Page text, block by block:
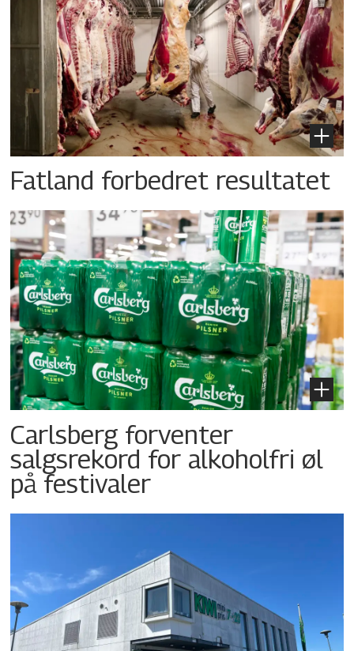
Fatland forbedret resultatet
Carlsberg forventer
salgsrekord for alkoholfri øl
på festivaler